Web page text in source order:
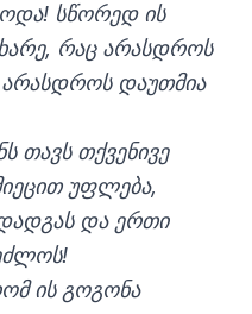
სწორედ ის
რაც არასდროს
არასდროს დაუთმია
თავს თქვენივე
უფლება,
და ერთი
ის გოგონა